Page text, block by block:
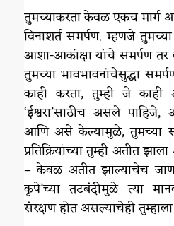
तुमच्याकरता केवळ एकच मार्ग
विनाशर्त समर्पण. म्हणजे
आशा-आकांक्षा यांचे समर्पण तर
तुमच्या भावभावनांचेसुद्धा
काही करता, तुम्ही जे
‘ईश्वरा’साठीच असले
आणि असे केल्यामुळे, तुमच्या
प्रतिक्रियांच्या तुम्ही अतीत
– केवळ अतीत झाल्याचेच
कृपे’च्या तटबंदीमुळे त्या
संरक्षण होत असल्याचेही